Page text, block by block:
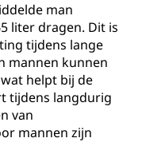
man
liter dragen. Dit is
tijdens lange
mannen kunnen
helpt bij de
tijdens langdurig
van
mannen zijn